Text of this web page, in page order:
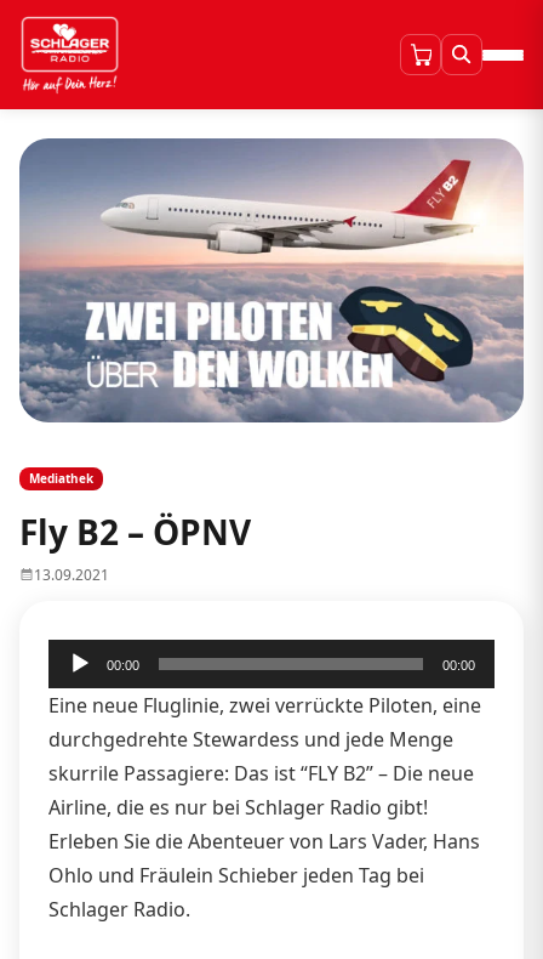
Mediathek
Fly B2 – ÖPNV
13.09.2021
Audio-
Player
00:00 00:00
Eine neue Fluglinie, zwei verrückte Piloten, eine
durchgedrehte Stewardess und jede Menge
skurrile Passagiere: Das ist “FLY B2” – Die neue
Airline, die es nur bei Schlager Radio gibt!
Erleben Sie die Abenteuer von Lars Vader, Hans
Ohlo und Fräulein Schieber jeden Tag bei
Schlager Radio.